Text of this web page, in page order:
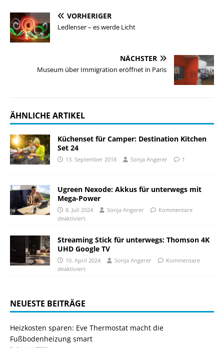
VORHERIGER
Ledlenser – es werde Licht
NÄCHSTER
Museum über Immigration eröffnet in Paris
ÄHNLICHE ARTIKEL
Küchenset für Camper: Destination Kitchen
Set 24
13. September 2018 Sonja Angerer 1
Ugreen Nexode: Akkus für unterwegs mit
Mega-Power
8. Juli 2024 Sonja Angerer
Kommentare
deaktiviert
Streaming Stick für unterwegs: Thomson 4K
UHD Google TV
10. April 2024 Sonja Angerer
Kommentare
deaktiviert
NEUESTE BEITRÄGE
Heizkosten sparen: Eve Thermostat macht die
Fußbodenheizung smart